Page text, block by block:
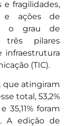
fragilidades,
e ações de
o grau de
pilares
infraestrutura
(TIC).
que atingiram
total, 53,2%
35,11% foram
A edição de